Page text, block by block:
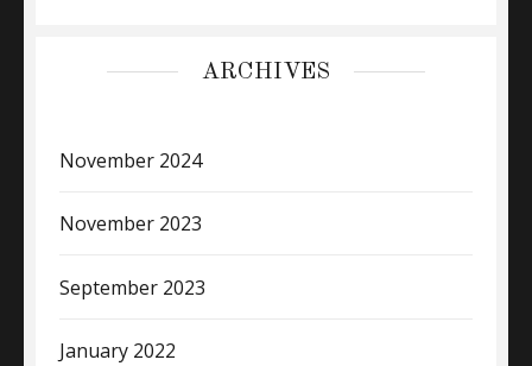
ARCHIVES
November 2024
November 2023
September 2023
January 2022